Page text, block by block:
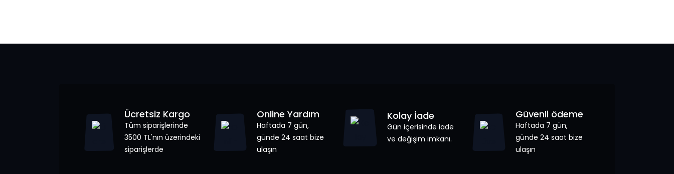
Ücretsiz Kargo
Tüm siparişlerinde
3500 TL'nın üzerindeki
siparişlerde
Online Yardım
Haftada 7 gün,
günde 24 saat bize
ulaşın
Kolay İade
Gün içerisinde iade
ve değişim imkanı.
Güvenli ödeme
Haftada 7 gün,
günde 24 saat bize
ulaşın